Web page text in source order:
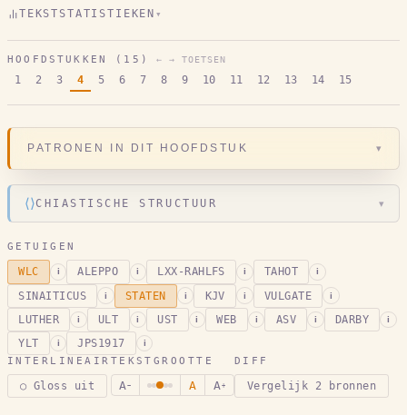
TEKSTSTATISTIEKEN ▾
HOOFDSTUKKEN ( 15 ) ← → TOETSEN
1 2 3 4 5 6 7 8 9 10 11 12 13 14 15
PATRONEN IN DIT HOOFDSTUK ▾
⟨⟩CHIASTISCHE STRUCTUUR ▾
GETUIGEN
WLC i ALEPPO i LXX-RAHLFS i TAHOT i
SINAITICUS i STATEN i KJV i VULGATE i
LUTHER i ULT i UST i WEB i ASV i DARBY i
YLT i JPS1917 i
INTERLINEAIR
○ Gloss uit
TEKSTGROOTTE
A − A A +
DIFF
Vergelijk 2 bronnen